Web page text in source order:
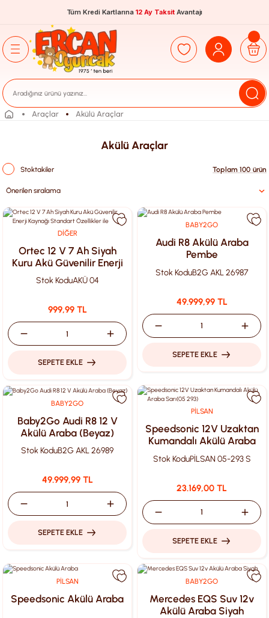
Tüm Kredi Kartlarına 12 Ay Taksit Avantajı
Araçlar Akülü Araçlar
Akülü Araçlar
Stoktakiler Toplam 100 ürün
DİĞER
Ortec 12 V 7 Ah Siyah
Kuru Akü Güvenilir Enerji
Kaynağı Standart
Özellikler ile
Stok KoduAKÜ 04
999,99 TL
SEPETE EKLE
BABY2GO
Audi R8 Akülü Araba
Pembe
Stok KoduB2G AKL 26987
49.999,99 TL
SEPETE EKLE
BABY2GO
Baby2Go Audi R8 12 V
Akülü Araba (Beyaz)
Stok KoduB2G AKL 26989
49.999,99 TL
SEPETE EKLE
PİLSAN
Speedsonic 12V Uzaktan
Kumandalı Akülü Araba
Sarı(05 293)
Stok KoduPİLSAN 05-293 S
23.169,00 TL
SEPETE EKLE
PİLSAN
Speedsonic Akülü Araba
BABY2GO
Mercedes EQS Suv 12v
Akülü Araba Siyah